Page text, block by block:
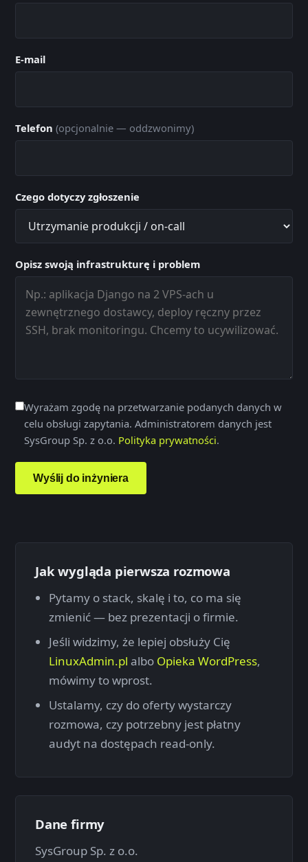
E-mail
Telefon (opcjonalnie — oddzwonimy)
Czego dotyczy zgłoszenie
Opisz swoją infrastrukturę i problem
Wyrażam zgodę na przetwarzanie podanych danych w
celu obsługi zapytania. Administratorem danych jest
SysGroup Sp. z o.o. Polityka prywatności.
Wyślij do inżyniera
Jak wygląda pierwsza rozmowa
Pytamy o stack, skalę i to, co ma się
zmienić — bez prezentacji o firmie.
Jeśli widzimy, że lepiej obsłuży Cię
LinuxAdmin.pl albo Opieka WordPress,
mówimy to wprost.
Ustalamy, czy do oferty wystarczy
rozmowa, czy potrzebny jest płatny
audyt na dostępach read-only.
Dane firmy
SysGroup Sp. z o.o.